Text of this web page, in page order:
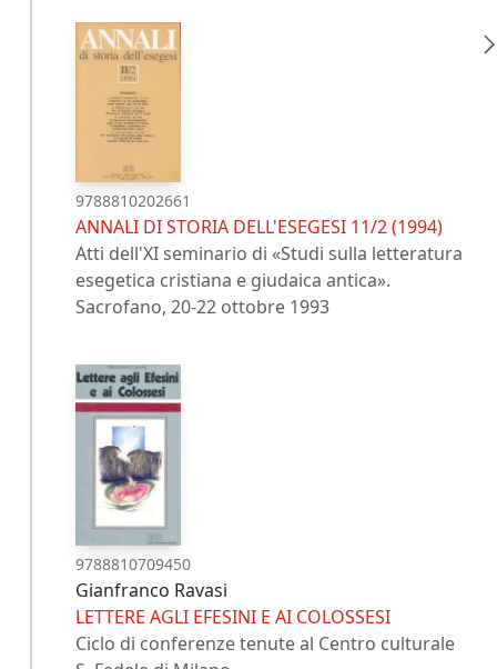
9788810202661
ANNALI DI STORIA DELL'ESEGESI 11/2 (1994)
Atti dell'XI seminario di «Studi sulla letteratura
esegetica cristiana e giudaica antica».
Sacrofano, 20-22 ottobre 1993
9788810709450
Gianfranco Ravasi
LETTERE AGLI EFESINI E AI COLOSSESI
Ciclo di conferenze tenute al Centro culturale